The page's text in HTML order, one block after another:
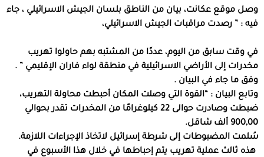
وصل موقع عكانت، بيان من الناطق بلسان الجيش الاسرائيلي ، جاء
فيه : ” رصدت مراقبات الجيش الاسرائيلي،
في وقت سابق من اليوم، عددًا من المشتبه بهم حاولوا تهريب
مخدرات إلى الأراضي الاسرائيلية في منطقة لواء فاران الإقليمي ” .
وفق ما جاء في البيان .
وتابع البيان : “القوة التي وصلت المكان أحبطت محاولة التهريب،
ضبطت وصادرت حوالى 22 كيلوغرامًا من المخدرات تقدر بحوالي
900,00 ألف شاقل.
سُلمت المضبوطات إلى شرطة إسرائيل لاتخاذ الإجراءات اللازمة.
هذه ثالث عملية تهريب يتم إحباطها في خلال هذا الأسبوع في